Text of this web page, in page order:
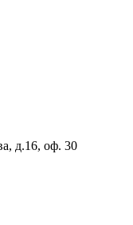
д.16, оф. 30